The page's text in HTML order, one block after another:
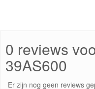
0 reviews
39AS600
Er zijn nog geen reviews